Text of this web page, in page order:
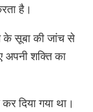
है।
के सूबा की जांच से
अपनी शक्ति का
दिया गया था।